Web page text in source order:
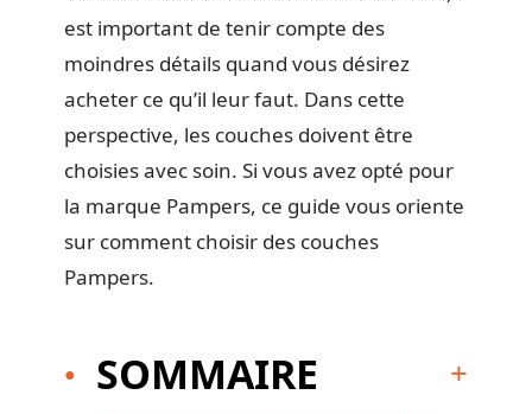
est important de tenir compte des
moindres détails quand vous désirez
acheter ce qu’il leur faut. Dans cette
perspective, les couches doivent être
choisies avec soin. Si vous avez opté pour
la marque Pampers, ce guide vous oriente
sur comment choisir des couches
Pampers.
SOMMAIRE